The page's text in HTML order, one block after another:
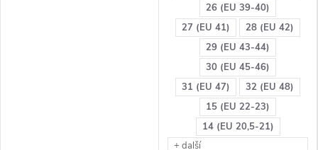
26 (EU 39-40)
27 (EU 41)
28 (EU 42)
29 (EU 43-44)
30 (EU 45-46)
31 (EU 47)
32 (EU 48)
15 (EU 22-23)
14 (EU 20,5-21)
+ další